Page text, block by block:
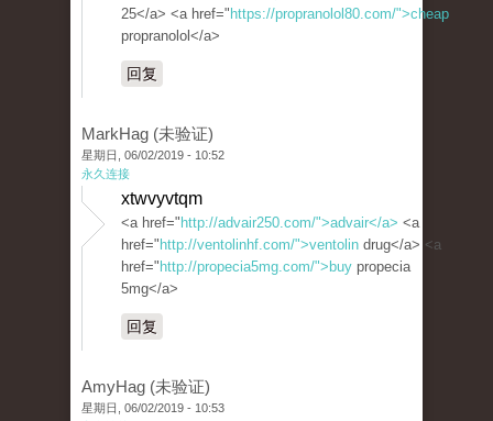
25</a> <a href=" https://propranolol80.com/">cheap
propranolol</a>
回复
MarkHag (未验证)
星期日, 06/02/2019 - 10:52
永久连接
xtwvyvtqm
<a href=" http://advair250.com/">advair</a> <a
href=" http://ventolinhf.com/">ventolin drug</a> <a
href=" http://propecia5mg.com/">buy propecia
5mg</a>
回复
AmyHag (未验证)
星期日, 06/02/2019 - 10:53